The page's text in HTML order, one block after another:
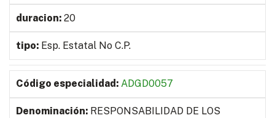
20
Esp. Estatal No C.P.
ADGD0057
RESPONSABILIDAD DE LOS